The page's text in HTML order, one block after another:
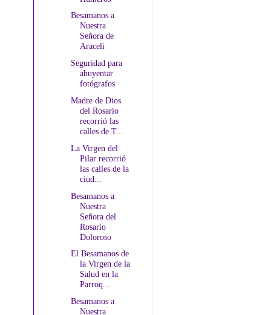
Besamanos a
Nuestra
Señora de
Araceli
Seguridad para
ahuyentar
fotógrafos
Madre de Dios
del Rosario
recorrió las
calles de T...
La Virgen del
Pilar recorrió
las calles de la
ciud...
Besamanos a
Nuestra
Señora del
Rosario
Doloroso
El Besamanos de
la Virgen de la
Salud en la
Parroq...
Besamanos a
Nuestra